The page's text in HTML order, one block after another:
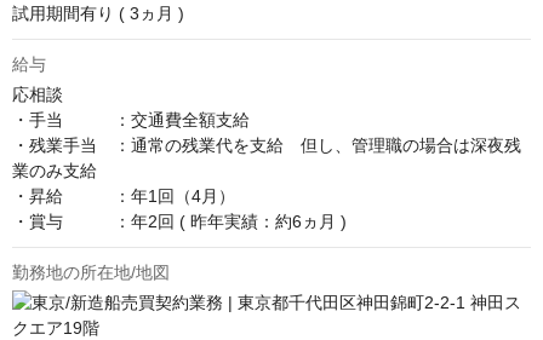
試用期間有り ( 3ヵ月 )
給与
応相談
・手当　　　：交通費全額支給
・残業手当　：通常の残業代を支給　但し、管理職の場合は深夜残
業のみ支給
・昇給　　　：年1回（4月）
・賞与　　　：年2回 ( 昨年実績：約6ヵ月 )
勤務地の所在地/地図